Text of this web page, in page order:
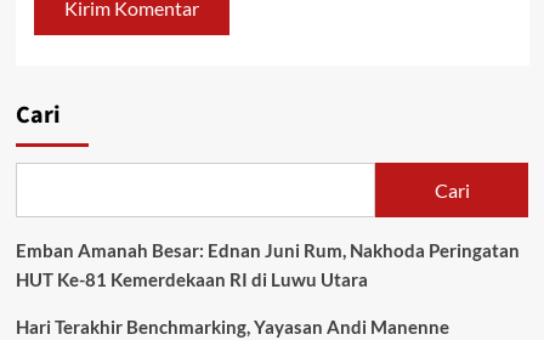
Cari
Cari
Emban Amanah Besar: Ednan Juni Rum, Nakhoda Peringatan
HUT Ke-81 Kemerdekaan RI di Luwu Utara
Hari Terakhir Benchmarking, Yayasan Andi Manenne